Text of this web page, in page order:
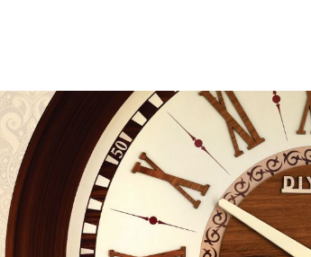
محصول مورد نظر با موفقیت به سبد خرید اضافه شد.
نهایی سازی سفارش
ادامه خرید